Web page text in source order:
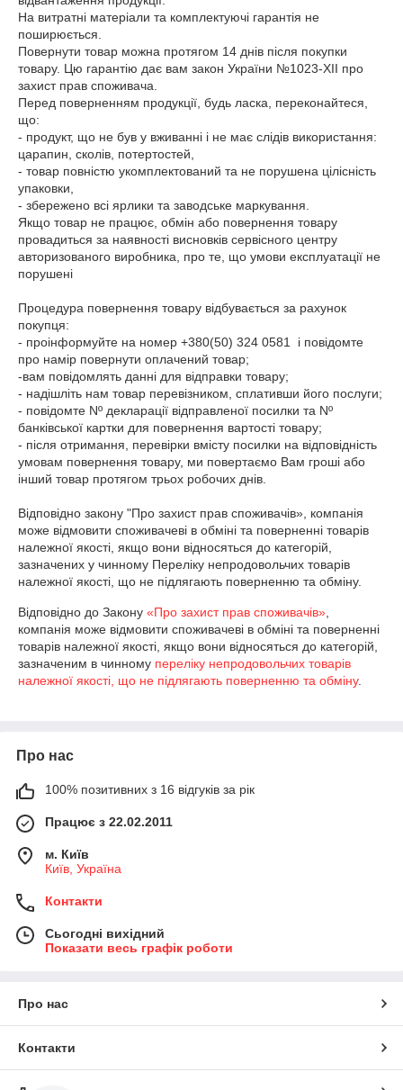
На витратні матеріали та комплектуючі гарантія не
поширюється.
Повернути товар можна протягом 14 днів після покупки
товару. Цю гарантію дає вам закон України №1023-XII про
захист прав споживача.
Перед поверненням продукції, будь ласка, переконайтеся,
що:
- продукт, що не був у вживанні і не має слідів використання:
царапин, сколів, потертостей,
- товар повністю укомплектований та не порушена цілісність
упаковки,
- збережено всі ярлики та заводське маркування.
Якщо товар не працює, обмін або повернення товару
провадиться за наявності висновків сервісного центру
авторизованого виробника, про те, що умови експлуатації не
порушені
Процедура повернення товару відбувається за рахунок
покупця:
- проінформуйте на номер +380(50) 324 0581  і повідомте
про намір повернути оплачений товар;
-вам повідомлять данні для відправки товару;
- надішліть нам товар перевізником, сплативши його послуги;
- повідомте Nº декларації відправленої посилки та Nº
банківської картки для повернення вартості товару;
- після отримання, перевірки вмісту посилки на відповідність
умовам повернення товару, ми повертаємо Вам гроші або
інший товар протягом трьох робочих днів.
Відповідно закону "Про захист прав споживачів», компанія
може відмовити споживачеві в обміні та поверненні товарів
належної якості, якщо вони відносяться до категорій,
зазначених у чинному Переліку непродовольчих товарів
належної якості, що не підлягають поверненню та обміну.
Відповідно до Закону «Про захист прав споживачів»
компанія може відмовити споживачеві в обміні та поверненні
товарів належної якості, якщо вони відносяться до категорій,
зазначеним в чинному переліку непродовольчих товарів
належної якості, що не підлягають поверненню та обміну.
Про нас
100% позитивних з 16 відгуків за рік
Працює з 22.02.2011
м. Київ
Київ, Україна
Контакти
Сьогодні вихідний
Показати весь графік роботи
Про нас
Контакти